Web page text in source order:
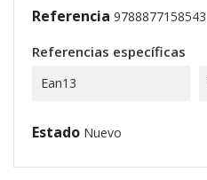
Referencia 9788877158543
Referencias específicas
Ean13
Estado Nuevo